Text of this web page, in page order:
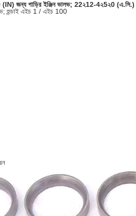
জন্য গাড়ির ইঞ্জিন ভালভ; 22২12-4২5২0 (এ.সি.)
হুন্ডাই এইচ 1 / এইচ 100